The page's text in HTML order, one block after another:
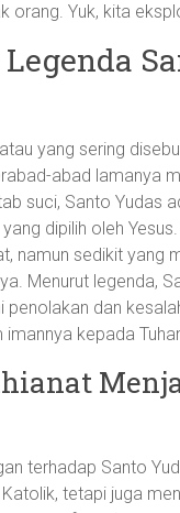
orang. Yuk, kita
yang sering
abad lamanya
suci, Santo Yudas
dipilih oleh
namun sedikit yang
Menurut legenda,
penolakan dan
kepada
terhadap Santo
tetapi juga